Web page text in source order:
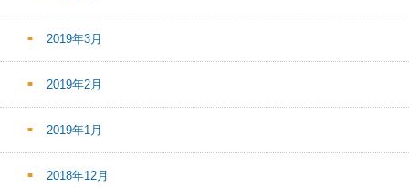
2019年3月
2019年2月
2019年1月
2018年12月